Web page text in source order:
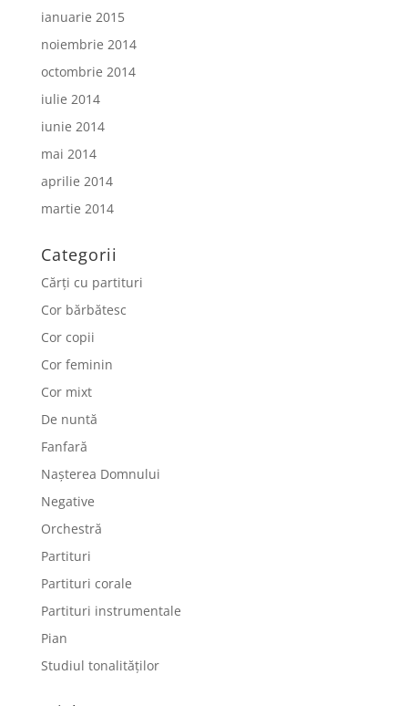
ianuarie 2015
noiembrie 2014
octombrie 2014
iulie 2014
iunie 2014
mai 2014
aprilie 2014
martie 2014
Categorii
Cărți cu partituri
Cor bărbătesc
Cor copii
Cor feminin
Cor mixt
De nuntă
Fanfară
Nașterea Domnului
Negative
Orchestră
Partituri
Partituri corale
Partituri instrumentale
Pian
Studiul tonalităților